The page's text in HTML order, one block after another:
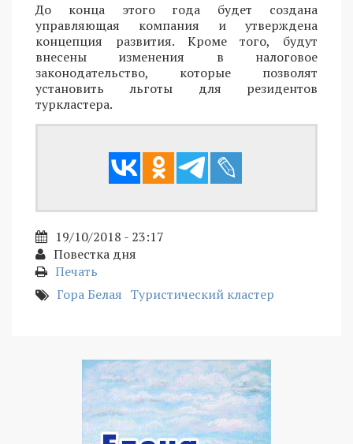
До конца этого года будет создана
управляющая компания и утверждена
концепция развития. Кроме того, будут
внесены изменения в налоговое
законодательство, которые позволят
установить льготы для резидентов
туркластера.
19/10/2018 - 23:17
Повестка дня
Печать
Гора Белая Туристический кластер